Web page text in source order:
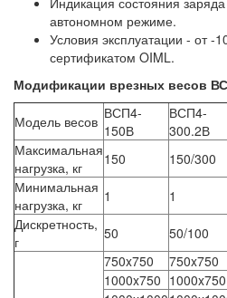
автономном режиме.
Условия эксплуатации - от -
сертификатом OIML.
Модификации врезных весов
Модель весов ВСП4-
150В
ВСП4-
300.2В
Максимальная
нагрузка, кг
150 150/300
Минимальная
нагрузка, кг
1 1
Дискретность,
г
50 50/100
750x750 750x750
1000x750 1000x750